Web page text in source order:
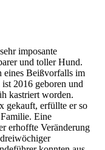
imposante
und toller Hund.
eines Beißvorfalls im
2016 geboren und
kastriert worden.
gekauft, erfüllte er so
Eine
erhoffte Veränderung